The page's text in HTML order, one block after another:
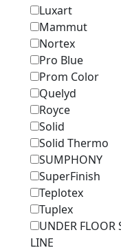
Luxart
Mammut
Nortex
Pro Blue
Prom Color
Quelyd
Royce
Solid
Solid Thermo
SUMPHONY
SuperFinish
Teplotex
Tuplex
UNDER FLOOR
LINE